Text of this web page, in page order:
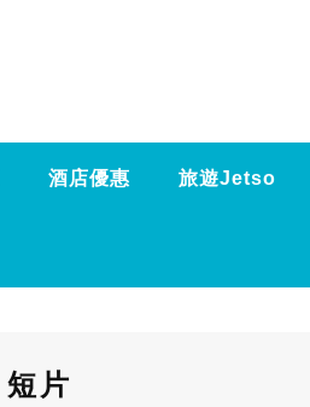
酒店優惠 旅遊Jetso
短片